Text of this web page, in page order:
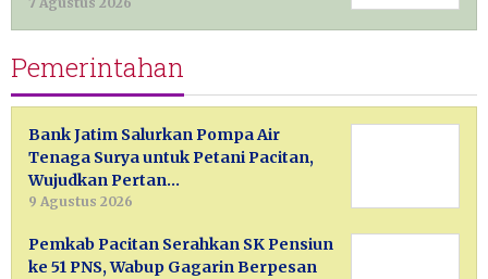
Pemerintahan
Bank Jatim Salurkan Pompa Air
Tenaga Surya untuk Petani Pacitan,
Wujudkan Pertan…
9 Agustus 2026
Pemkab Pacitan Serahkan SK Pensiun
ke 51 PNS, Wabup Gagarin Berpesan